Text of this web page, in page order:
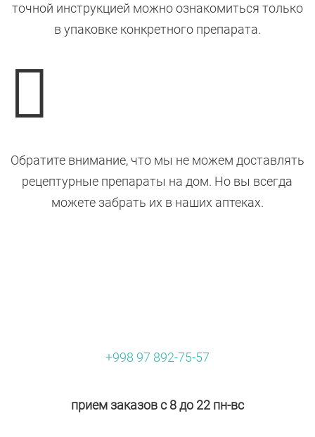
точной инструкцией можно ознакомиться только
в упаковке конкретного препарата.

Обратите внимание, что мы не можем доставлять
рецептурные препараты на дом. Но вы всегда
можете забрать их в наших аптеках.
+998 97 892-75-57
прием заказов с 8 до 22 пн-вс